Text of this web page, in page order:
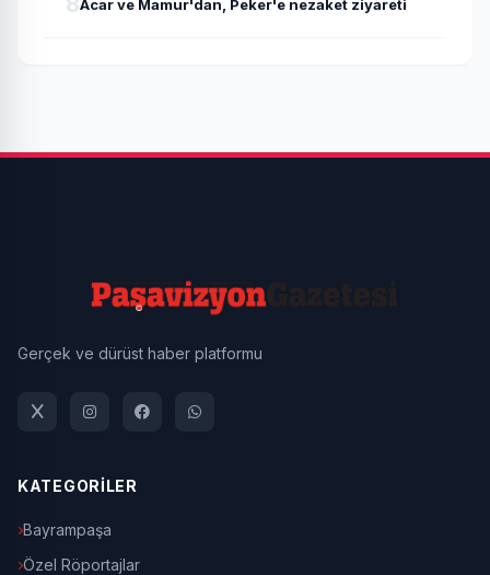
Acar ve Mamur'dan, Peker'e nezaket ziyareti
Gerçek ve dürüst haber platformu
KATEGORİLER
Bayrampaşa
Özel Röportajlar